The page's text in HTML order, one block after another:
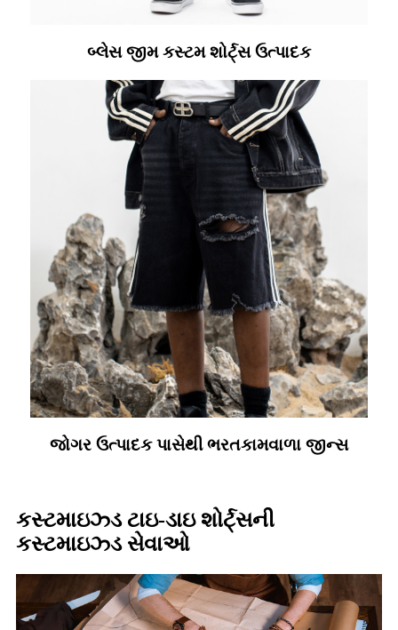
બ્લેસ જીમ કસ્ટમ શોર્ટ્સ ઉત્પાદક
જોગર ઉત્પાદક પાસેથી ભરતકામવાળા જીન્સ
કસ્ટમાઇઝ્ડ ટાઇ-ડાઇ શોર્ટ્સની
કસ્ટમાઇઝ્ડ સેવાઓ